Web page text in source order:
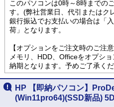
このパソコンは0時～8時までの
す。(弊社営業日、代引またはク
銀行振込でお支払いの場合は「
荷」となります。
【オプションをご注文時のご注意
メモリ、HDD、Officeをオプシ
納期となります。予めご了承くだ
HP 【即納パソコン】
(Win11pro64)(SSD新品)